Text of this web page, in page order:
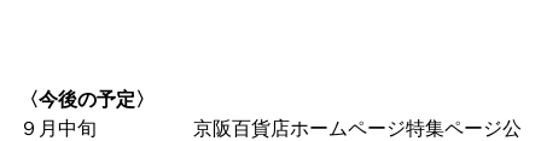
〈今後の予定〉
９月中旬 京阪百貨店ホームページ特集ページ公